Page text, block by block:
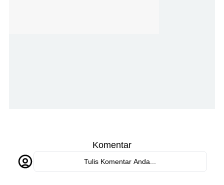
Komentar
Tulis Komentar Anda...